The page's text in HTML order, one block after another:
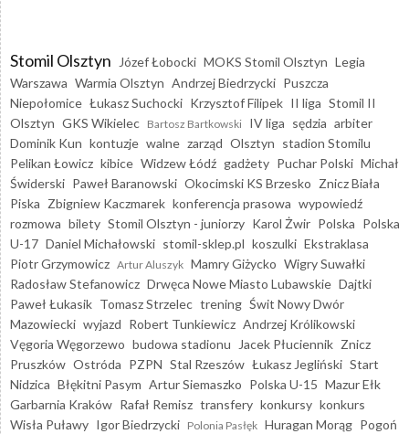
Stomil Olsztyn Józef Łobocki MOKS Stomil Olsztyn Legia
Warszawa Warmia Olsztyn Andrzej Biedrzycki Puszcza
Niepołomice Łukasz Suchocki Krzysztof Filipek II liga Stomil II
Olsztyn GKS Wikielec Bartosz Bartkowski IV liga sędzia arbiter
Dominik Kun kontuzje walne zarząd Olsztyn stadion Stomilu
Pelikan Łowicz kibice Widzew Łódź gadżety Puchar Polski Michał
Świderski Paweł Baranowski Okocimski KS Brzesko Znicz Biała
Piska Zbigniew Kaczmarek konferencja prasowa wypowiedź
rozmowa bilety Stomil Olsztyn - juniorzy Karol Żwir Polska Polska
U-17 Daniel Michałowski stomil-sklep.pl koszulki Ekstraklasa
Piotr Grzymowicz Artur Aluszyk Mamry Giżycko Wigry Suwałki
Radosław Stefanowicz Drwęca Nowe Miasto Lubawskie Dajtki
Paweł Łukasik Tomasz Strzelec trening Świt Nowy Dwór
Mazowiecki wyjazd Robert Tunkiewicz Andrzej Królikowski
Vęgoria Węgorzewo budowa stadionu Jacek Płuciennik Znicz
Pruszków Ostróda PZPN Stal Rzeszów Łukasz Jegliński Start
Nidzica Błękitni Pasym Artur Siemaszko Polska U-15 Mazur Ełk
Garbarnia Kraków Rafał Remisz transfery konkursy konkurs
Wisła Puławy Igor Biedrzycki Polonia Pasłęk Huragan Morąg Pogoń